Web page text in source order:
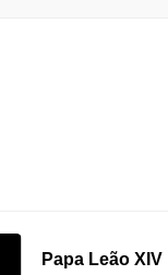
Papa Leão XIV